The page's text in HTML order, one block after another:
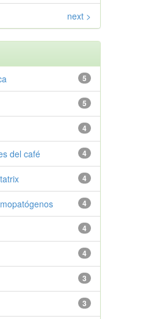
next >
5
5
4
4
del café
4
4
4
4
3
3